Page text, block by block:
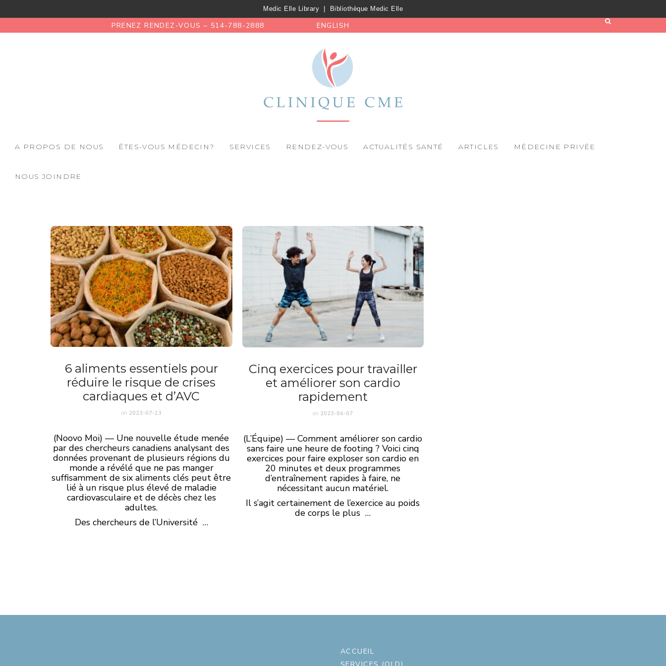
Medic Elle Library Bibliothèque Medic Elle
PRENEZ RENDEZ-VOUS – 514-788-2888 ENGLISH
A PROPOS DE NOUS ÊTES-VOUS MÉDECIN? SERVICES RENDEZ-VOUS ACTUALITÉS SANTÉ ARTICLES MÉDECINE PRIVÉE
NOUS JOINDRE
6 aliments essentiels pour
réduire le risque de crises
cardiaques et d’AVC
on 2023-07-13
(Noovo Moi) — Une nouvelle étude menée
par des chercheurs canadiens analysant des
données provenant de plusieurs régions du
monde a révélé que ne pas manger
suffisamment de six aliments clés peut être
lié à un risque plus élevé de maladie
cardiovasculaire et de décès chez les
adultes.
Des chercheurs de l’Université …
Cinq exercices pour travailler
et améliorer son cardio
rapidement
on 2023-04-07
(L’Équipe) — Comment améliorer son cardio
sans faire une heure de footing ? Voici cinq
exercices pour faire exploser son cardio en
20 minutes et deux programmes
d’entraînement rapides à faire, ne
nécessitant aucun matériel.
Il s’agit certainement de l’exercice au poids
de corps le plus …
ACCUEIL
SERVICES (OLD)